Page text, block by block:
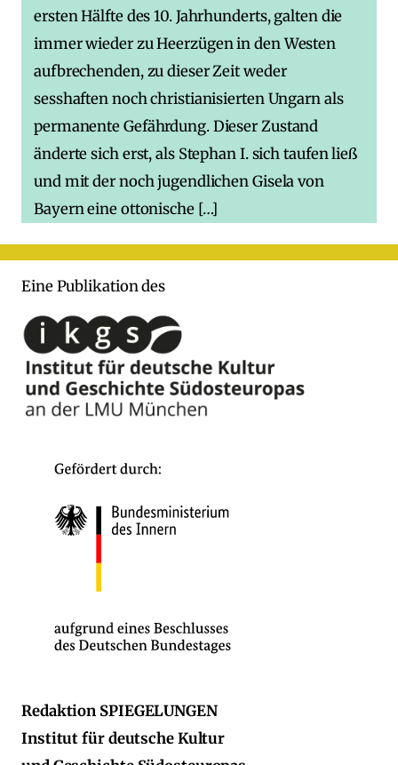
ersten Hälfte des 10. Jahrhunderts, galten die
immer wieder zu Heerzügen in den Westen
aufbrechenden, zu dieser Zeit weder
sesshaften noch christianisierten Ungarn als
permanente Gefährdung. Dieser Zustand
änderte sich erst, als Stephan I. sich taufen ließ
und mit der noch jugendlichen Gisela von
Bayern eine ottonische […]
Eine Publikation des
Redaktion SPIEGELUNGEN
Institut für deutsche Kultur